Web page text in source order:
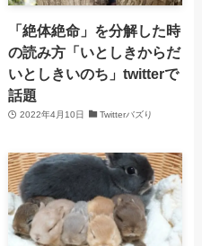
「絶体絶命」を分解した時
の読み方「いとしきからだ
いとしきいのち」twitterで
話題
2022年4月10日 Twitterバズり